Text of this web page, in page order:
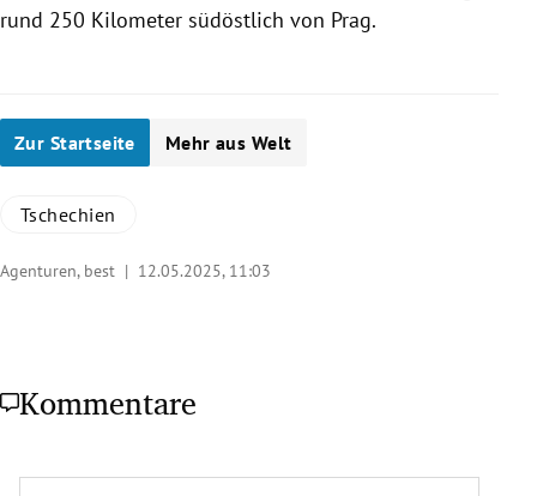
rund 250 Kilometer südöstlich von Prag.
Zur Startseite Mehr aus Welt
Tschechien
Agenturen, best | 12.05.2025, 11:03
Kommentare